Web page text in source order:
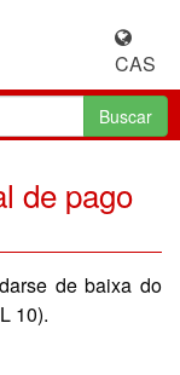
CAS
Buscar
de pago
de baixa do
10).